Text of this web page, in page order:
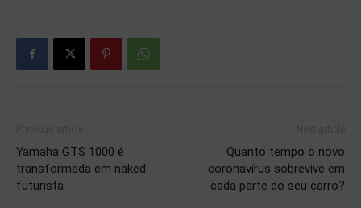
Yamaha GTS 1000 é
transformada em naked
futurista
Quanto tempo o novo
coronavírus sobrevive em
cada parte do seu carro?